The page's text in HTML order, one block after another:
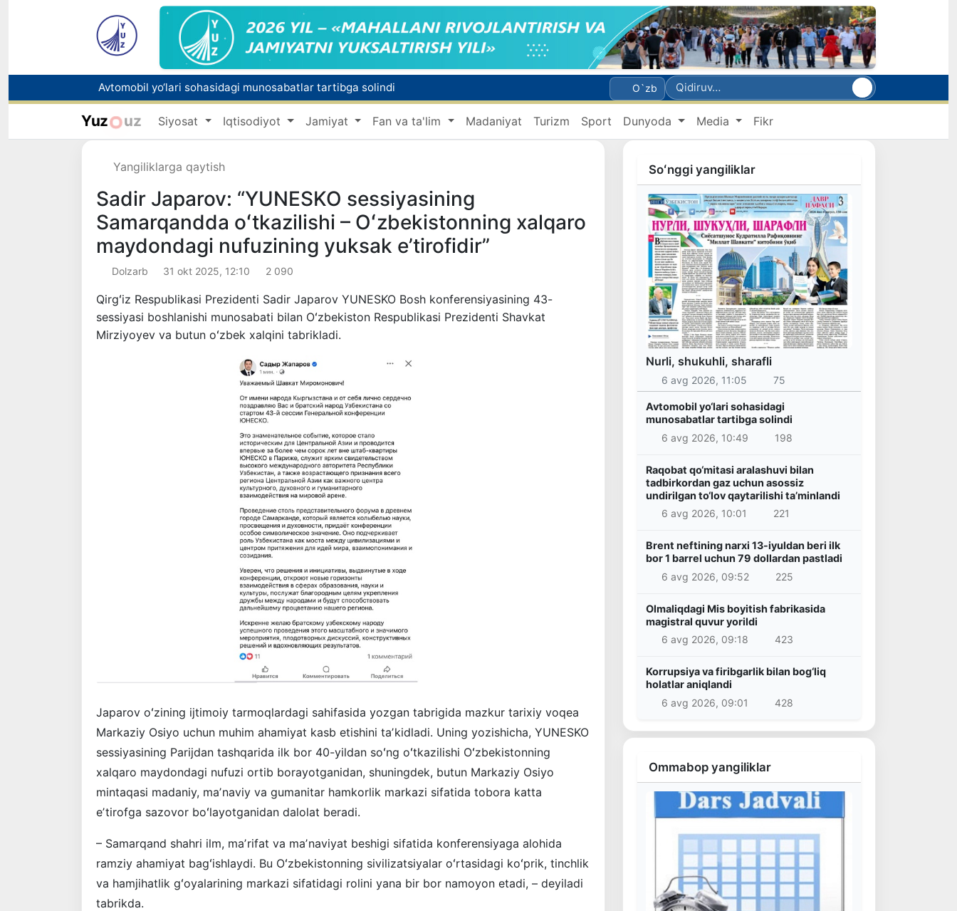
Avtomobil yo‘lari sohasidagi munosabatlar tartibga solindi
Raqobat qo‘mitasi aralashuvi bilan tadbirkordan gaz uchun asossiz undirilgan to‘lov qaytarilishi ta’minlandi
Brent neftining narxi 13-iyuldan beri ilk bor 1 barrel uchun 79 dollardan pastladi
Nurli, shukuhli, sharafli
O`zb
Yuz uz Siyosat Iqtisodiyot Jamiyat Fan va ta'lim Madaniyat Turizm Sport Dunyoda Media Fikr
Yangiliklarga qaytish
Sadir Japarov: “YUNESKO sessiyasining
Samarqandda oʻtkazilishi – Oʻzbekistonning xalqaro
maydondagi nufuzining yuksak eʼtirofidir”
Dolzarb 31 okt 2025, 12:10 2 090
Qirgʻiz Respublikasi Prezidenti Sadir Japarov YUNESKO Bosh konferensiyasining 43-
sessiyasi boshlanishi munosabati bilan Oʻzbekiston Respublikasi Prezidenti Shavkat
Mirziyoyev va butun oʻzbek xalqini tabrikladi.
Japarov oʻzining ijtimoiy tarmoqlardagi sahifasida yozgan tabrigida mazkur tarixiy voqea
Markaziy Osiyo uchun muhim ahamiyat kasb etishini taʼkidladi. Uning yozishicha, YUNESKO
sessiyasining Parijdan tashqarida ilk bor 40-yildan soʻng oʻtkazilishi Oʻzbekistonning
xalqaro maydondagi nufuzi ortib borayotganidan, shuningdek, butun Markaziy Osiyo
mintaqasi madaniy, maʼnaviy va gumanitar hamkorlik markazi sifatida tobora katta
eʼtirofga sazovor boʻlayotganidan dalolat beradi.
– Samarqand shahri ilm, maʼrifat va maʼnaviyat beshigi sifatida konferensiyaga alohida
ramziy ahamiyat bagʻishlaydi. Bu Oʻzbekistonning sivilizatsiyalar oʻrtasidagi koʻprik, tinchlik
va hamjihatlik gʻoyalarining markazi sifatidagi rolini yana bir bor namoyon etadi, – deyiladi
tabrikda.
Soʻnggi yangiliklar
Nurli, shukuhli, sharafli
6 avg 2026, 11:05 75
Avtomobil yo‘lari sohasidagi
munosabatlar tartibga solindi
6 avg 2026, 10:49
198
Raqobat qo‘mitasi aralashuvi bilan
tadbirkordan gaz uchun asossiz
undirilgan to‘lov qaytarilishi ta’minlandi
6 avg 2026, 10:01
221
Brent neftining narxi 13-iyuldan beri ilk
bor 1 barrel uchun 79 dollardan pastladi
6 avg 2026, 09:52
225
Olmaliqdagi Mis boyitish fabrikasida
magistral quvur yorildi
6 avg 2026, 09:18
423
Korrupsiya va firibgarlik bilan bog‘liq
holatlar aniqlandi
6 avg 2026, 09:01
428
Ommabop yangiliklar